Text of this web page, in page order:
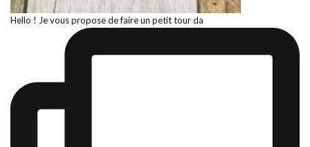
Hello ! Je vous propose de faire un petit tour da